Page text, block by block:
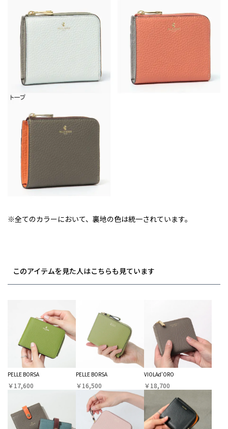
※全てのカラーにおいて、裏地の色は統一されています。
このアイテムを見た人はこちらも見ています
PELLE BORSA
￥17,600
PELLE BORSA
￥16,500
VIOLAd'ORO
￥18,700